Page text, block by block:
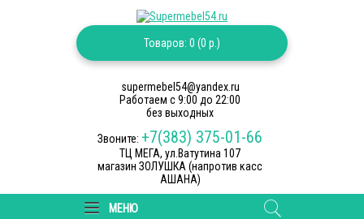
Товаров: 0 (0 р.)
supermebel54@yandex.ru
Работаем c 9:00 до 22:00
без выходных
Звоните: +7(383) 375-01-66
ТЦ МЕГА, ул.Ватутина 107
магазин ЗОЛУШКА (напротив касс
АШАНА)
МЕНЮ